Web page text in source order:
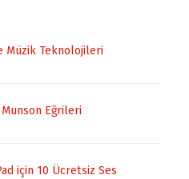
Müzik Teknolojileri
Eğrileri
için 10 Ücretsiz Ses